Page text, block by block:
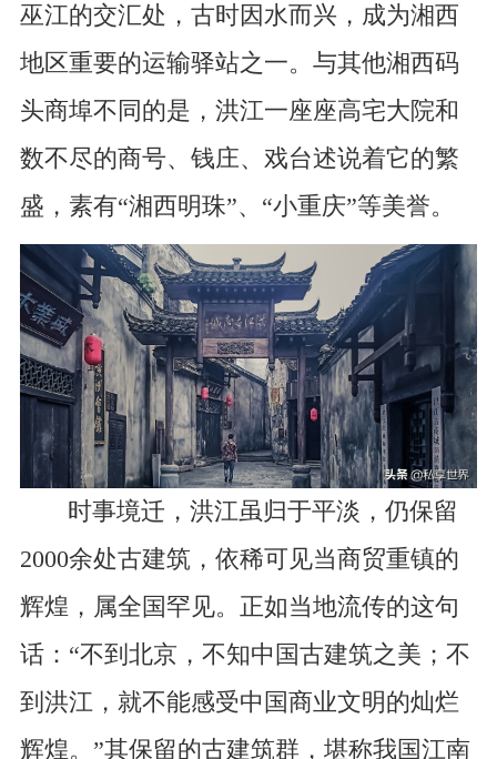
巫江的交汇处，古时因水而兴，成为湘西
地区重要的运输驿站之一。与其他湘西码
头商埠不同的是，洪江一座座高宅大院和
数不尽的商号、钱庄、戏台述说着它的繁
盛，素有“湘西明珠”、“小重庆”等美誉。
时事境迁，洪江虽归于平淡，仍保留
2000余处古建筑，依稀可见当商贸重镇的
辉煌，属全国罕见。正如当地流传的这句
话：“不到北京，不知中国古建筑之美；不
到洪江，就不能感受中国商业文明的灿烂
辉煌。”其保留的古建筑群，堪称我国江南